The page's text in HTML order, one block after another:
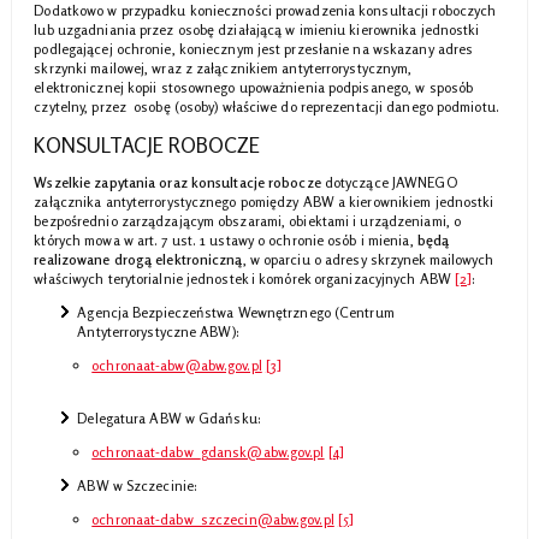
Dodatkowo w przypadku konieczności prowadzenia konsultacji roboczych
lub uzgadniania przez osobę działającą w imieniu kierownika jednostki
podlegającej ochronie, koniecznym jest przesłanie na wskazany adres
skrzynki mailowej, wraz z załącznikiem antyterrorystycznym,
elektronicznej kopii stosownego upoważnienia podpisanego, w sposób
czytelny, przez osobę (osoby) właściwe do reprezentacji danego podmiotu.
KONSULTACJE ROBOCZE
Wszelkie zapytania oraz konsultacje roboczedotyczące JAWNEGO
załącznika antyterrorystycznego pomiędzy ABW a kierownikiem jednostki
bezpośrednio zarządzającym obszarami, obiektami i urządzeniami, o
których mowa w art. 7 ust. 1 ustawy o ochronie osób i mienia, będą
realizowane drogą elektroniczną , w oparciu o adresy skrzynek mailowych
właściwych terytorialnie jednostek i komórek organizacyjnych ABW[2]:
Agencja Bezpieczeństwa Wewnętrznego (Centrum
Antyterrorystyczne ABW):
ochronaat-abw@abw.gov.pl [3]
Delegatura ABW w Gdańsku:
ochronaat-dabw_gdansk@abw.gov.pl [4]
ABW w Szczecinie:
ochronaat-dabw_szczecin@abw.gov.pl [5]